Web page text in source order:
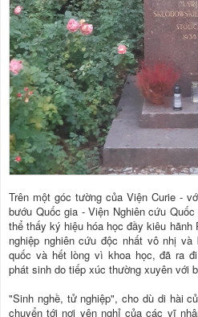
Trên một góc tường của Viện Curie -
bướu Quốc gia - Viện Nghiên cứu
thể thấy ký hiệu hóa học đầy kiêu
nghiệp nghiên cứu độc nhất vô nhị
quốc và hết lòng vì khoa học, đã ra
phát sinh do tiếp xúc thường xuyên với
"Sinh nghề, tử nghiệp", cho dù di hài
chuyển tới nơi yên nghỉ của các vĩ